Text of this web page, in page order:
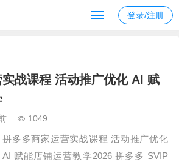
登录/注册
战课程 活动推广优化 AI 赋
1049
拼多多商家运营实战课程 活动推广优化
AI 赋能店铺运营教学2026 拼多多 SVIP